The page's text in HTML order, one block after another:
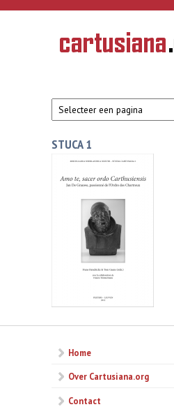
Overslaan en naar de inhoud gaan
Geschiedenis
van de
STUCA 1
Home
Over Cartusiana.org
Contact